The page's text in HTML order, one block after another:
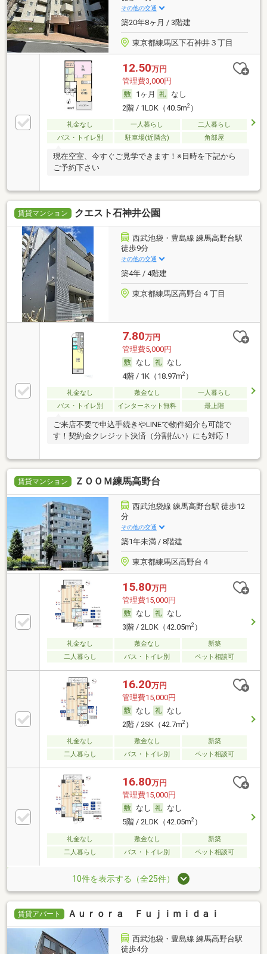
その他の交通
築20年8ヶ月 / 3階建
東京都練馬区下石神井３丁目
12.50万円
管理費3,000円
1ヶ月
なし
2階 / 1LDK（40.5m2）
礼金なし 一人暮らし
二人暮らし
バス・トイレ別
駐車場(近隣含) 角部屋
現在空室、今すぐご見学できます！※日時を下記から
ご予約下さい
賃貸マンション クエスト石神井公園
西武池袋・豊島線 練馬高野台駅
徒歩9分
その他の交通
築4年 / 4階建
東京都練馬区高野台４丁目
7.80万円
管理費5,000円
なし
なし
4階 / 1K（18.97m2）
礼金なし 敷金なし
一人暮らし
バス・トイレ別
インターネット無料 最上階
ご来店不要で申込手続きやLINEで物件紹介も可能で
す！契約金クレジット決済（分割払い）にも対応！
賃貸マンション ＺＯＯＭ練馬高野台
西武池袋線 練馬高野台駅 徒歩12
分
その他の交通
築1年未満 / 8階建
東京都練馬区高野台４
15.80万円
管理費15,000円
なし
なし
3階 / 2LDK（42.05m2）
礼金なし 敷金なし
新築
二人暮らし
バス・トイレ別 ペット相談可
16.20万円
管理費15,000円
なし
なし
2階 / 2SK（42.7m2）
礼金なし 敷金なし
新築
二人暮らし
バス・トイレ別 ペット相談可
16.80万円
管理費15,000円
なし
なし
5階 / 2LDK（42.05m2）
礼金なし 敷金なし
新築
二人暮らし
バス・トイレ別 ペット相談可
10件を表示する（全25件）
賃貸アパート Ａｕｒｏｒａ Ｆｕｊｉｍｉｄａｉ
西武池袋・豊島線 練馬高野台駅
徒歩4分